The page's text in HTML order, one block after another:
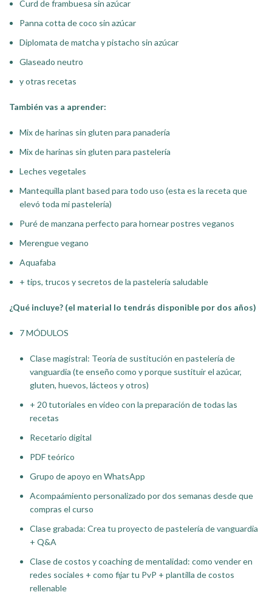
Curd de frambuesa sin azúcar
Panna cotta de coco sin azúcar
Diplomata de matcha y pistacho sin azúcar
Glaseado neutro
y otras recetas
También vas a aprender:
Mix de harinas sin gluten para panadería
Mix de harinas sin gluten para pastelería
Leches vegetales
Mantequilla plant based para todo uso (esta es la receta que
elevó toda mi pastelería)
Puré de manzana perfecto para hornear postres veganos
Merengue vegano
Aquafaba
+ tips, trucos y secretos de la pastelería saludable
¿Qué incluye? (el material lo tendrás disponible por dos años)
7 MÓDULOS
Clase magistral: Teoría de sustitución en pastelería de
vanguardia (te enseño como y porque sustituir el azúcar,
gluten, huevos, lácteos y otros)
+ 20 tutoriales en video con la preparación de todas las
recetas
Recetario digital
PDF teórico
Grupo de apoyo en WhatsApp
Acompaámiento personalizado por dos semanas desde que
compras el curso
Clase grabada: Crea tu proyecto de pastelería de vanguardia
+ Q&A
Clase de costos y coaching de mentalidad: como vender en
redes sociales + como fijar tu PvP + plantilla de costos
rellenable